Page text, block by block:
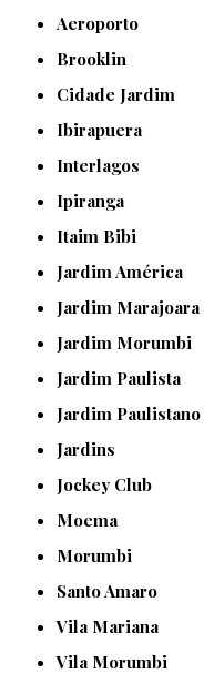
Aeroporto
Brooklin
Cidade Jardim
Ibirapuera
Interlagos
Ipiranga
Itaim Bibi
Jardim América
Jardim Marajoara
Jardim Morumbi
Jardim Paulista
Jardim Paulistano
Jardins
Jockey Club
Moema
Morumbi
Santo Amaro
Vila Mariana
Vila Morumbi